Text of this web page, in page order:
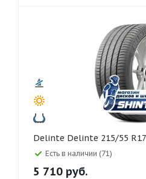
Delinte Delinte 215/55
Есть в наличии (71)
5 710 руб.